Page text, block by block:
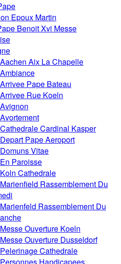
Epoux Martin
Benoit Xvi Messe
Aix La Chapelle
Pape Bateau
Rue Koeln
Cardinal Kasper
Pape Aeroport
Vitae
Paroisse
Cathedrale
Rassemblement Du
Rassemblement Du
Ouverture Koeln
Ouverture Dusseldorf
Cathedrale